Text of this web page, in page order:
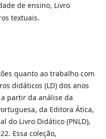
de ensino, Livro
textuais.
quanto ao trabalho com
didáticos (LD) dos anos
partir da análise da
da Editora Ática,
do Livro Didático (PNLD),
Essa coleção,